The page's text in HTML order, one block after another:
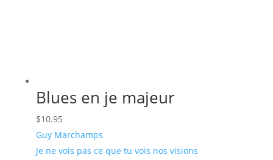
Blues en je majeur
$10.95
Guy Marchamps
Je ne vois pas ce que tu vois nos visions